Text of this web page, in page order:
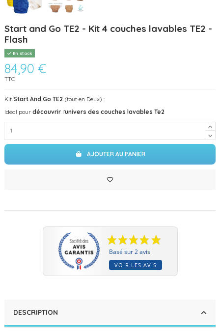
Start and Go TE2 - Kit 4 couches lavables TE2 -
Flash
En stock
84,90 €
TTC
Kit Start And Go TE2 (tout en Deux) :
Idéal pour découvrir l'univers des couches lavables Te2
AJOUTER AU PANIER
Basé sur 2 avis
VOIR LES AVIS
DESCRIPTION